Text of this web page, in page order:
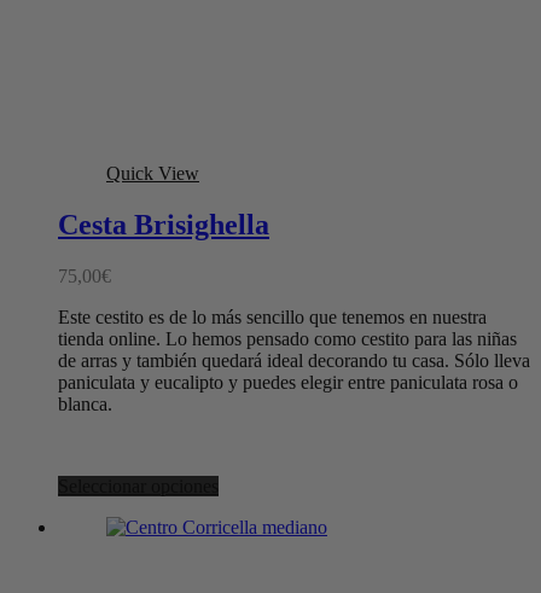
Quick View
Cesta Brisighella
75,00€
Este cestito es de lo más sencillo que tenemos en nuestra
tienda online. Lo hemos pensado como cestito para las niñas
de arras y también quedará ideal decorando tu casa. Sólo lleva
paniculata y eucalipto y puedes elegir entre paniculata rosa o
blanca.